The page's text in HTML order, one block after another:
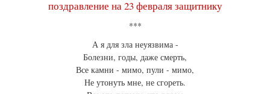
поздравление на 23 февраля защитнику
***
А я для зла неуязвима -
Болезни, годы, даже смерть,
Все камни - мимо, пули - мимо,
Не утонуть мне, не сгореть.